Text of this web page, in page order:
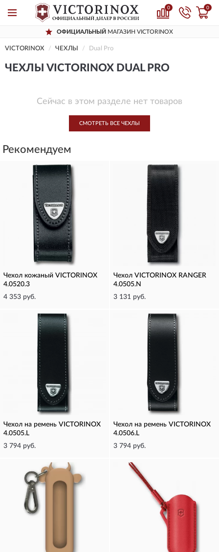
0 0
ОФИЦИАЛЬНЫЙ МАГАЗИН VICTORINOX
VICTORINOX ЧЕХЛЫ Dual Pro
ЧЕХЛЫ VICTORINOX DUAL PRO
Сейчас в этом разделе нет товаров
СМОТРЕТЬ ВСЕ ЧЕХЛЫ
Рекомендуем
Чехол кожаный VICTORINOX
4.0520.3
4 353 руб.
Чехол VICTORINOX RANGER
4.0505.N
3 131 руб.
Чехол на ремень VICTORINOX
4.0505.L
3 794 руб.
Чехол на ремень VICTORINOX
4.0506.L
3 794 руб.